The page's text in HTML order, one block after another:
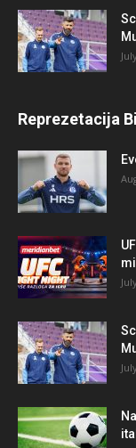
Reprezetacija